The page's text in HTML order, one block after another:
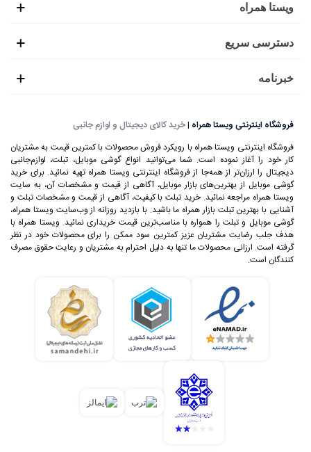
ویستا همراه
دسترسی سریع
خبرنامه
فروشگاه اینترنتی ویستا همراه |خرید کالای دیجیتال و لوازم جانبی
فروشگاه اینترنتی ویستا همراه با رویکرد فروش محصولات با کمترین قیمت به مشتریان
کار خود را آغاز نموده است. شما می‌توانید انواع گوشی موبایل، تبلت، لوازم‌جانبی
دیجیتال را ارزان‌تر از همه‌جا از فروشگاه اینترنتی ویستا همراه تهیه نمائید. برای خرید
گوشی موبایل از بهترین‌های بازار موبایل، آگاهی از قیمت و مشخصات آن، به ‌سایت
ویستا همراه مراجعه نمائید. خرید تبلت با کیفیت، آگاهی از قیمت و مشخصات تبلت و
آشنایی با بهترین تبلت بازار همراه ما باشید. با بازدید روزانه از وب‌سایت ویستا همراه،
گوشی موبایل و تبلت را همواره با مناسب‌ترین قیمت خریداری نمائید. ویستا همراه با
هدف جلب رضایت مشتریان عزیز کمترین سود ممکن را برای محصولات خود در نظر
گرفته است. ارزانی محصولات ما تنها به دلیل احترام به مشتریان و رعایت حقوق مصرف
کنندگان است.